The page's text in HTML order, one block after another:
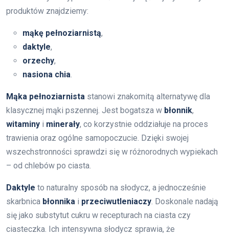
produktów znajdziemy:
mąkę pełnoziarnistą,
daktyle,
orzechy,
nasiona chia
Mąka pełnoziarnista stanowi znakomitą alternatywę dla
klasycznej mąki pszennej. Jest bogatsza w błonnik,
witaminy i minerały, co korzystnie oddziałuje na proces
trawienia oraz ogólne samopoczucie. Dzięki swojej
wszechstronności sprawdzi się w różnorodnych wypiekach
– od chlebów po ciasta.
Daktyle to naturalny sposób na słodycz, a jednocześnie
skarbnica błonnika i przeciwutleniaczy . Doskonale nadają
się jako substytut cukru w recepturach na ciasta czy
ciasteczka. Ich intensywna słodycz sprawia, że